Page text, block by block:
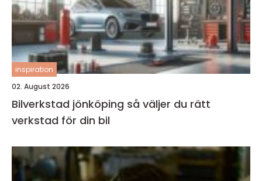
inspiration
02. August 2026
Bilverkstad jönköping så väljer du rätt
verkstad för din bil